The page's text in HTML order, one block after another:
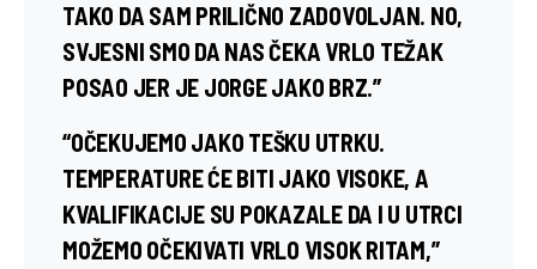
TAKO DA SAM PRILIČNO ZADOVOLJAN. NO,
SVJESNI SMO DA NAS ČEKA VRLO TEŽAK
POSAO JER JE JORGE JAKO BRZ.”
“OČEKUJEMO JAKO TEŠKU UTRKU.
TEMPERATURE ĆE BITI JAKO VISOKE, A
KVALIFIKACIJE SU POKAZALE DA I U UTRCI
MOŽEMO OČEKIVATI VRLO VISOK RITAM,”